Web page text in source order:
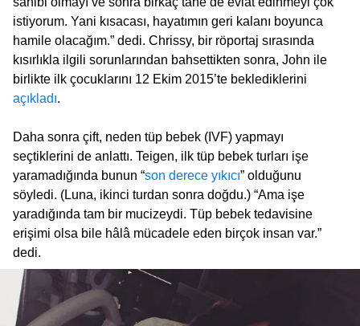
istiyorum. Yani kısacası, hayatımın geri kalanı boyunca
hamile olacağım.” dedi. Chrissy, bir röportaj sırasında
kısırlıkla ilgili sorunlarından bahsettikten sonra, John ile
birlikte ilk çocuklarını 12 Ekim 2015’te beklediklerini
açıkladı.
Daha sonra çift, neden tüp bebek (IVF) yapmayı
seçtiklerini de anlattı. Teigen, ilk tüp bebek turları işe
yaramadığında bunun “son derece yıkıcı” olduğunu
söyledi. (Luna, ikinci turdan sonra doğdu.) “Ama işe
yaradığında tam bir mucizeydi. Tüp bebek tedavisine
erişimi olsa bile hâlâ mücadele eden birçok insan var.”
dedi.